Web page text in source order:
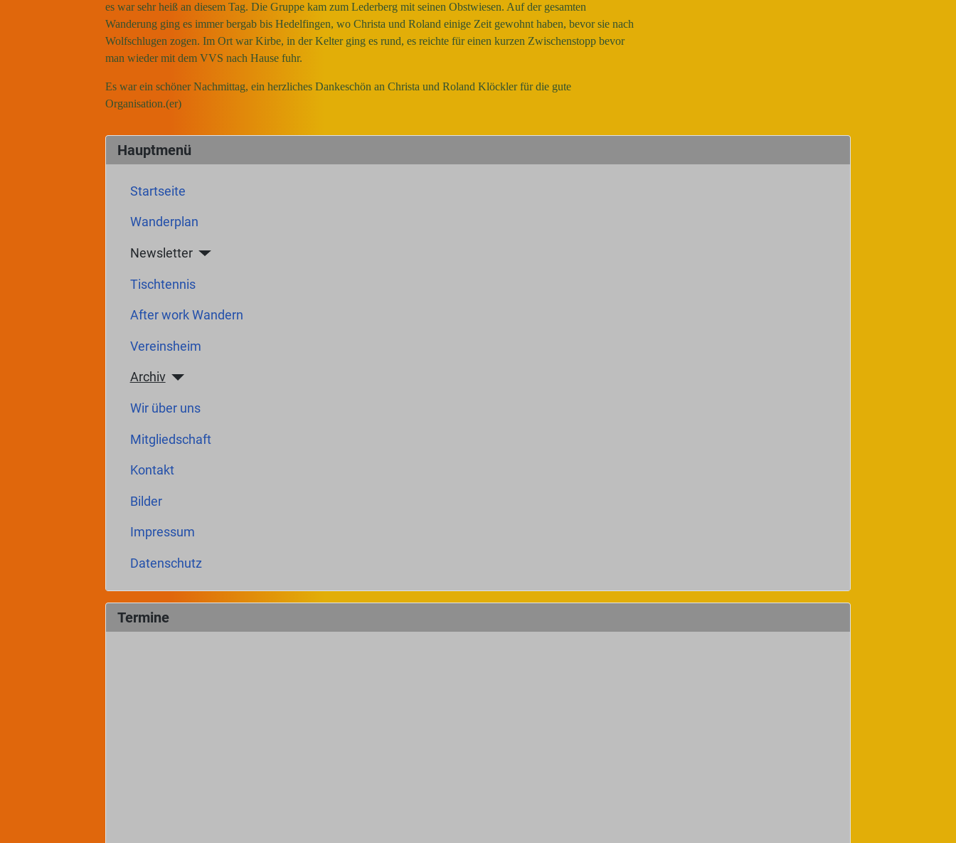
Hauptmenü
Startseite
Wanderplan
Newsletter
Tischtennis
After work Wandern
Vereinsheim
Archiv
Wir über uns
Mitgliedschaft
Kontakt
Bilder
Impressum
Datenschutz
Termine
es war sehr heiß an diesem Tag. Die Gruppe kam zum Lederberg mit seinen Obstwiesen. Auf der gesamten
Wanderung ging es immer bergab bis Hedelfingen, wo Christa und Roland einige Zeit gewohnt haben, bevor sie nach
Wolfschlugen zogen. Im Ort war Kirbe, in der Kelter ging es rund, es reichte für einen kurzen Zwischenstopp bevor
man wieder mit dem VVS nach Hause fuhr.
Es war ein schöner Nachmittag, ein herzliches Dankeschön an Christa und Roland Klöckler für die gute
Organisation.(er)